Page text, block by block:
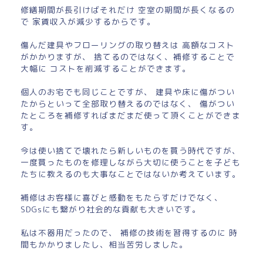
修繕期間が長引けばそれだけ 空室の期間が長くなるの
で 家賃収入が減少するからです。
傷んだ建具やフローリングの取り替えは 高額なコスト
がかかりますが、 捨てるのではなく、補修することで
大幅に コストを削減することができます。
個人のお宅でも同じことですが、 建具や床に傷がつい
たからといって全部取り替えるのではなく、 傷がつい
たところを補修すればまだまだ使って頂くことができま
す。
今は使い捨てで壊れたら新しいものを買う時代ですが、
一度買ったものを修理しながら大切に使うことを子ども
たちに教えるのも大事なことではないか考えています。
補修はお客様に喜びと感動をもたらすだけでなく、
SDGsにも繋がり社会的な貢献も大きいです。
私は不器用だったので、 補修の技術を習得するのに 時
間もかかりましたし、相当苦労しました。